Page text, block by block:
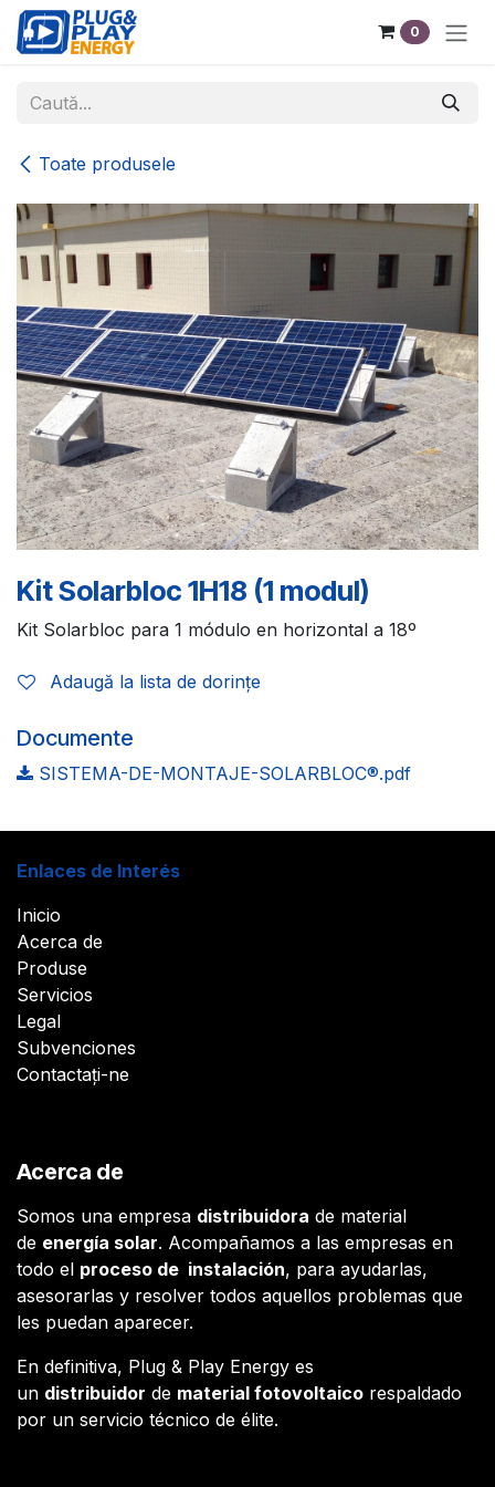
Sari la conținut
0
Toate produsele
Kit Solarbloc 1H18 (1 modul)
Kit Solarbloc para 1 módulo en horizontal a 18º
Adaugă la lista de dorințe
Documente
SISTEMA-DE-MONTAJE-SOLARBLOC®.pdf
Enlaces de Interés
Inicio
Acerca de
Produse
Servicios
Legal
Subvenciones
Contactați-ne
Acerca de
Somos una empresa distribuidora de material
de energía solar. Acompañamos a las empresas en
todo el proceso de instalación, para ayudarlas,
asesorarlas y resolver todos aquellos problemas que
les puedan aparecer.
En definitiva, Plug & Play Energy es
un distribuidor de material fotovoltaico respaldado
por un servicio técnico de élite.